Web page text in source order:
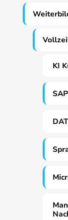
KI
SAP